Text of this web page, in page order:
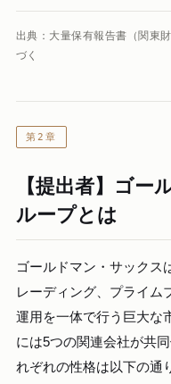
出典：大量保有報告書（関東
づく
第2章
【提出者】ゴー
ループとは
ゴールドマン・サックス
レーディング、プライム
運用を一体で行う巨大な
には5つの関連会社が共
れぞれの性格は以下の通